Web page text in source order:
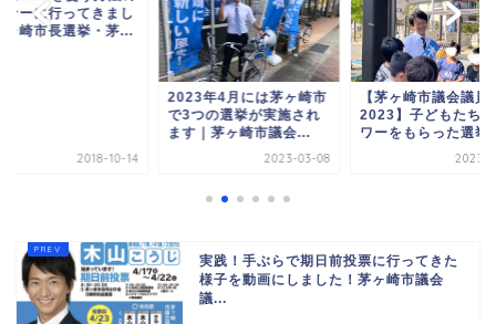
ナーに行ってきまし
ヶ崎市長選挙・茅...
2018-10-14
2023年4月には茅ヶ崎市
で3つの選挙が実施され
ます｜茅ヶ崎市議会...
2023-03-08
【茅ヶ崎市議会議員
2023】子どもたち
ワーをもらった選挙
2023-
実践！手ぶらで期日前投票に行ってきた
様子を動画にしました！茅ヶ崎市議会
議...